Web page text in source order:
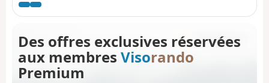
belle région du Beaufortain.
Des offres exclusives réservées
aux membres Visorando
Premium